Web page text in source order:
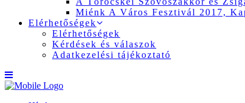
Miénk A Város Fesztivál 2017,
Elérhetőségek
Elérhetőségek
Kérdések és válaszok
Adatkezelési tájékoztató